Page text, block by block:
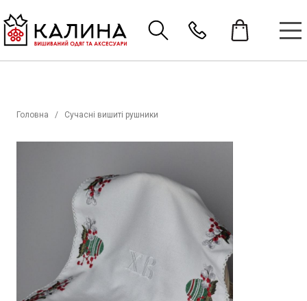
Головна Сучасні вишиті рушники